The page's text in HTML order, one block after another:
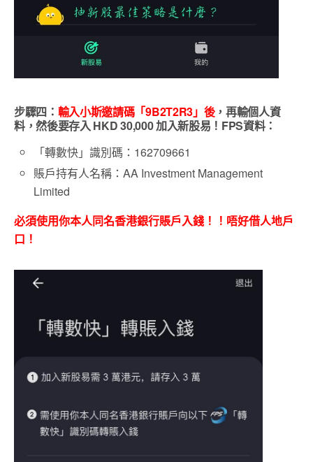
步驟四： 輸入小斯邀請碼「9B2T2R3」後，再輸個人資
料，然後要存入 HKD 30,000 加入新股易！FPS資料：
「轉數快」識別碼：162709661
賬戶持有人名稱：AA Investment Management
Limited
必須使用你本人同名香港銀行賬戶入錢！！唔好借人地戶
口！